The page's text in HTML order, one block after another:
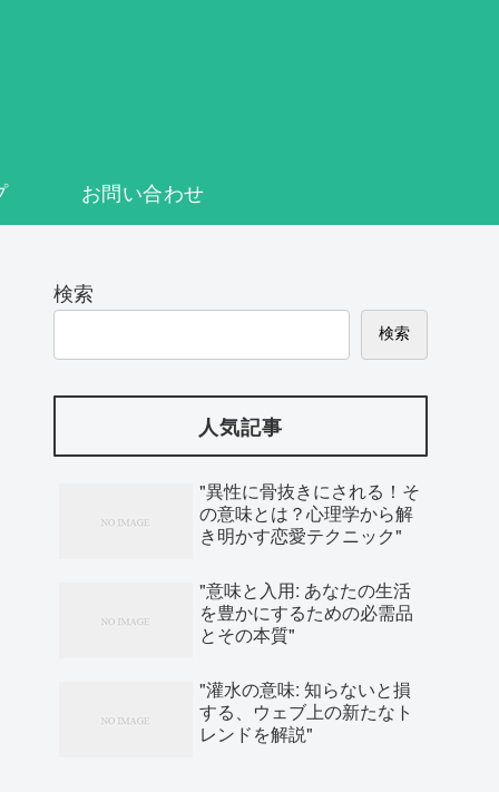
お問い合わせ
検索
検索
人気記事
"異性に骨抜きにされる！そ
の意味とは？心理学から解
き明かす恋愛テクニック"
"意味と入用: あなたの生活
を豊かにするための必需品
とその本質"
"灌水の意味: 知らないと損
する、ウェブ上の新たなト
レンドを解説"